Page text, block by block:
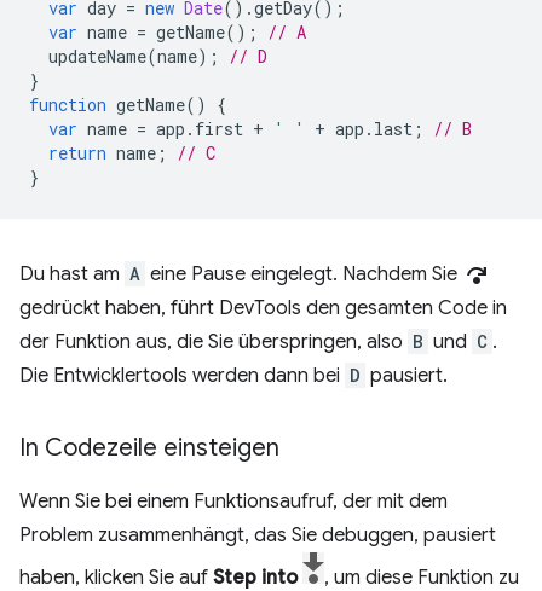
var day = new Date().getDay();
var name = getName();
// A
updateName(name);
// D
}
function getName()
{
var name = app . first + ' ' + app . last ;
// B
return name ;
// C
}
Du hast am A eine Pause eingelegt. Nachdem Sie step_over
gedrückt haben, führt DevTools den gesamten Code in
der Funktion aus, die Sie überspringen, also B und C .
Die Entwicklertools werden dann bei D pausiert.
In Codezeile einsteigen
Wenn Sie bei einem Funktionsaufruf, der mit dem
Problem zusammenhängt, das Sie debuggen, pausiert
haben, klicken Sie auf Step into
, um diese Funktion zu